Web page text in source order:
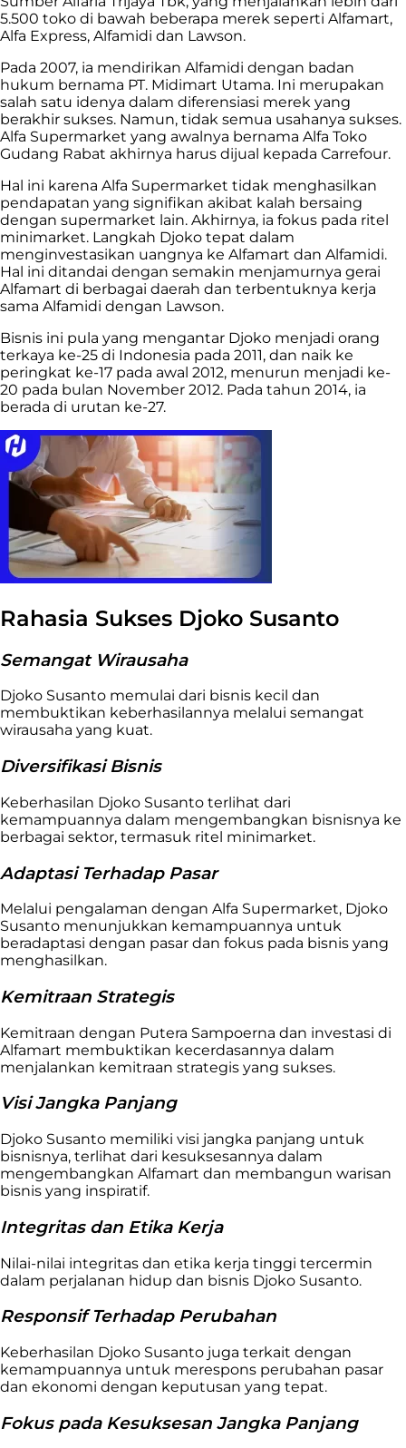
5.500 toko di bawah beberapa merek seperti Alfamart,
Alfa Express, Alfamidi dan Lawson.
Pada 2007, ia mendirikan Alfamidi dengan badan
hukum bernama PT. Midimart Utama. Ini merupakan
salah satu idenya dalam diferensiasi merek yang
berakhir sukses. Namun, tidak semua usahanya sukses.
Alfa Supermarket yang awalnya bernama Alfa Toko
Gudang Rabat akhirnya harus dijual kepada Carrefour.
Hal ini karena Alfa Supermarket tidak menghasilkan
pendapatan yang signifikan akibat kalah bersaing
dengan supermarket lain. Akhirnya, ia fokus pada ritel
minimarket. Langkah Djoko tepat dalam
menginvestasikan uangnya ke Alfamart dan Alfamidi.
Hal ini ditandai dengan semakin menjamurnya gerai
Alfamart di berbagai daerah dan terbentuknya kerja
sama Alfamidi dengan Lawson.
Bisnis ini pula yang mengantar Djoko menjadi orang
terkaya ke-25 di Indonesia pada 2011, dan naik ke
peringkat ke-17 pada awal 2012, menurun menjadi ke-
20 pada bulan November 2012. Pada tahun 2014, ia
berada di urutan ke-27.
Rahasia Sukses Djoko Susanto
Semangat Wirausaha
Djoko Susanto memulai dari bisnis kecil dan
membuktikan keberhasilannya melalui semangat
wirausaha yang kuat.
Diversifikasi Bisnis
Keberhasilan Djoko Susanto terlihat dari
kemampuannya dalam mengembangkan bisnisnya ke
berbagai sektor, termasuk ritel minimarket.
Adaptasi Terhadap Pasar
Melalui pengalaman dengan Alfa Supermarket, Djoko
Susanto menunjukkan kemampuannya untuk
beradaptasi dengan pasar dan fokus pada bisnis yang
menghasilkan.
Kemitraan Strategis
Kemitraan dengan Putera Sampoerna dan investasi di
Alfamart membuktikan kecerdasannya dalam
menjalankan kemitraan strategis yang sukses.
Visi Jangka Panjang
Djoko Susanto memiliki visi jangka panjang untuk
bisnisnya, terlihat dari kesuksesannya dalam
mengembangkan Alfamart dan membangun warisan
bisnis yang inspiratif.
Integritas dan Etika Kerja
Nilai-nilai integritas dan etika kerja tinggi tercermin
dalam perjalanan hidup dan bisnis Djoko Susanto.
Responsif Terhadap Perubahan
Keberhasilan Djoko Susanto juga terkait dengan
kemampuannya untuk merespons perubahan pasar
dan ekonomi dengan keputusan yang tepat.
Fokus pada Kesuksesan Jangka Panjang